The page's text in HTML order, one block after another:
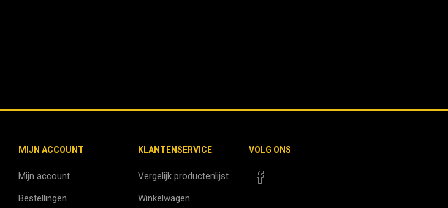
MIJN ACCOUNT
Mijn account
Bestellingen
KLANTENSERVICE
Vergelijk productenlijst
Winkelwagen
VOLG ONS